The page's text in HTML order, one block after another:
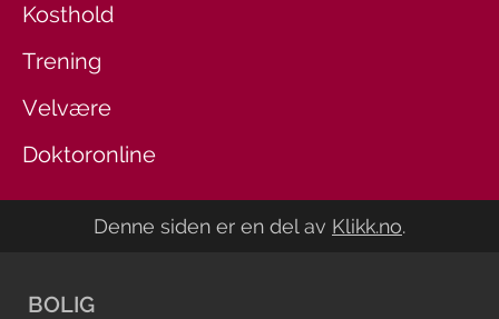
Kosthold
Trening
Velvære
Doktoronline
Denne siden er en del av Klikk.no.
BOLIG